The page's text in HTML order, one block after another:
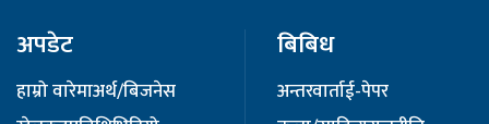
अपडेट
हाम्रो वारेमाअर्थ/बिजनेस
बिबिध
अन्तरवार्ताई-पेपर